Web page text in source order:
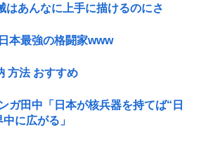
はあんなに上手に描けるのにさ
本最強の格闘家www
方法 おすすめ
ガ田中「日本が核兵器を持てば“日
に広がる」